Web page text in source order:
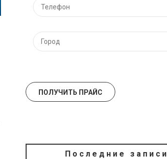
Последние записи